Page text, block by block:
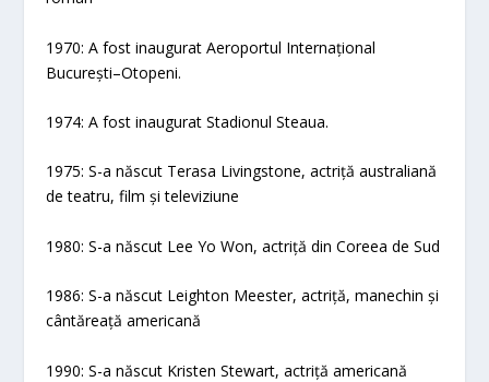
1970: A fost inaugurat Aeroportul Internațional
București–Otopeni.
1974: A fost inaugurat Stadionul Steaua.
1975: S-a născut Terasa Livingstone, actriță australiană
de teatru, film și televiziune
1980: S-a născut Lee Yo Won, actriță din Coreea de Sud
1986: S-a născut Leighton Meester, actriță, manechin și
cântăreață americană
1990: S-a născut Kristen Stewart, actriță americană